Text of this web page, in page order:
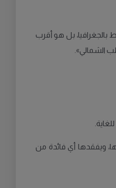
بالجغرافيا، بل هو أقرب
الشمالي».
ويفقدها أي فائدة من